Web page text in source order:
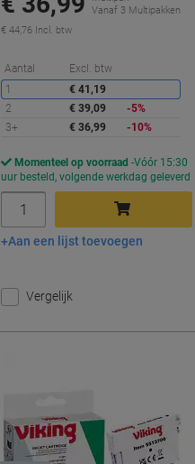
Vanaf 3 Multipakken
€ 44,76 Incl. btw
Aantal Excl. btw
1
€ 41,19
2
€ 39,09
-5%
3+
€ 36,99 -10%
Momenteel op voorraad Vóór 15:30
uur besteld, volgende werkdag geleverd
In winkelwagen
Aan een lijst toevoegen
Vergelijk